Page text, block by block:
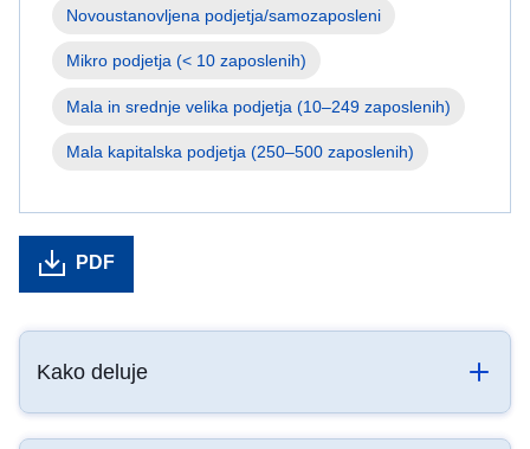
Mikro podjetja (< 10 zaposlenih)
Mala in srednje velika podjetja (10–249 zaposlenih)
Mala kapitalska podjetja (250–500 zaposlenih)
PDF
Kako deluje